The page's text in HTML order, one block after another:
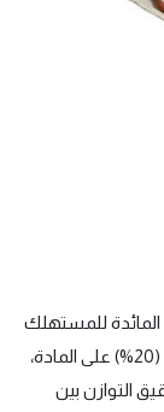
المائدة للمستهلك
بمبلغ (6000) دينار، مع فرض تعرفة كمركية بنسبة (20%) على المادة،
التوازن بين